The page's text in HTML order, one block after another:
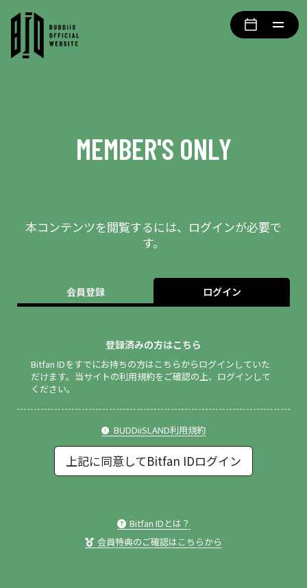
MEMBER'S ONLY
本コンテンツを閲覧するには、ログインが必要で
す。
会員登録 ログイン
登録済みの方はこちら
Bitfan IDをすでにお持ちの方はこちらからログインしていた
だけます。 当サイトの利用規約をご確認の上、ログインして
ください。
BUDDiiSLAND利用規約
上記に同意してBitfan IDログイン
Bitfan IDとは？
会員特典のご確認はこちらから